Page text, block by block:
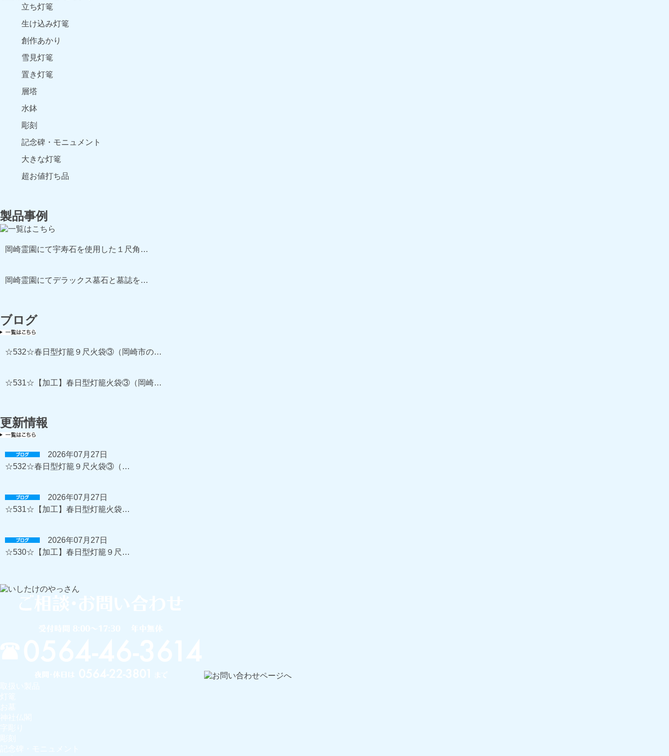
立ち灯篭
生け込み灯篭
創作あかり
雪見灯篭
置き灯篭
層塔
水鉢
彫刻
記念碑・モニュメント
大きな灯篭
超お値打ち品
製品事例
岡崎霊園にて宇寿石を使用した１尺角…
岡崎霊園にてデラックス墓石と墓誌を…
ブログ
☆532☆春日型灯籠９尺火袋③（岡崎市の…
☆531☆【加工】春日型灯籠火袋③（岡崎…
更新情報
2026年07月27日
☆532☆春日型灯籠９尺火袋③（…
2026年07月27日
☆531☆【加工】春日型灯籠火袋…
2026年07月27日
☆530☆【加工】春日型灯籠９尺…